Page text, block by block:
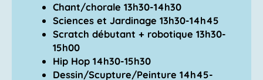
Chant/chorale 13h30-14h30
Sciences et Jardinage 13h30-14h45
Scratch débutant + robotique 13h30-
15h00
Hip Hop 14h30-15h30
Dessin/Scupture/Peinture 14h45-